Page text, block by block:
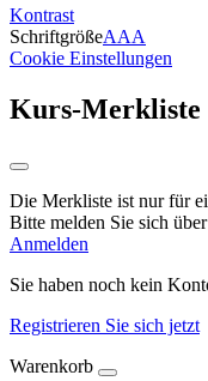
Kontrast
SchriftgrößeAAA
Cookie Einstellungen
Kurs-Merkliste
Die Merkliste ist nur für
Bitte melden Sie sich
Anmelden
Sie haben noch kein
Registrieren Sie sich jetzt
Warenkorb